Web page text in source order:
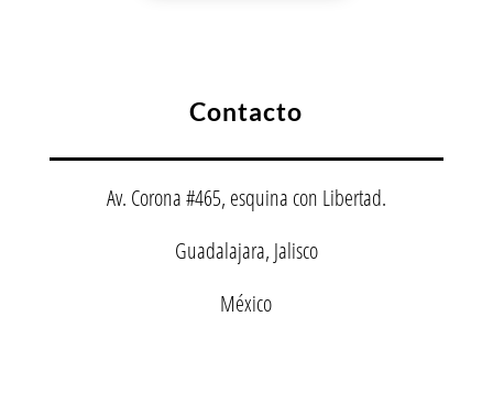
Contacto
Av. Corona #465, esquina con Libertad.
Guadalajara, Jalisco
México